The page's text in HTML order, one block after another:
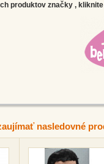
produktov značky ,
nasledovné